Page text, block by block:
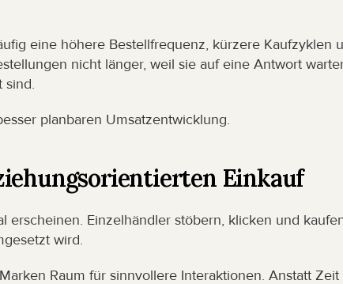
eine höhere Bestellfrequenz, kürzere Kaufzyklen
nicht länger, weil sie auf eine Antwort
sind.
planbaren Umsatzentwicklung.
Einkauf
erscheinen. Einzelhändler stöbern, klicken und
wird.
Raum für sinnvollere Interaktionen. Anstatt Zeit